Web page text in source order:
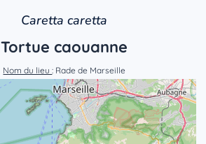
Caretta caretta
Tortue caouanne
Nom du lieu: Rade de Marseille